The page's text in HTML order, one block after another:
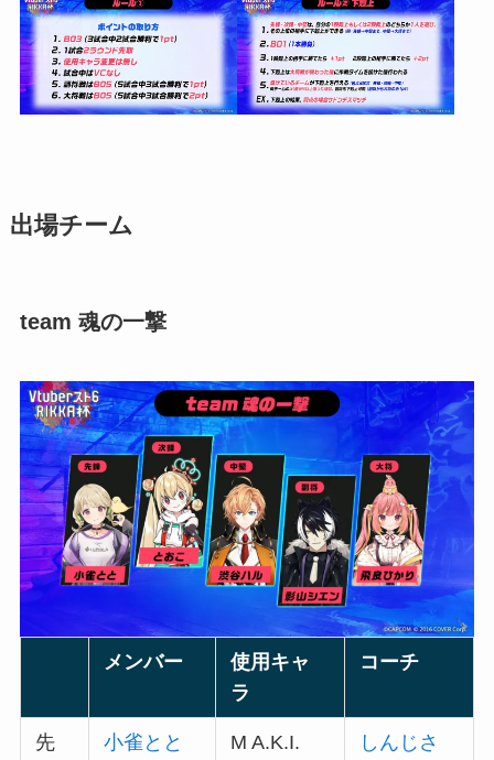
出場チーム
team 魂の一撃
メンバー
使用キャ
ラ
コーチ
先
小雀とと M A.K.I.
しんじさ